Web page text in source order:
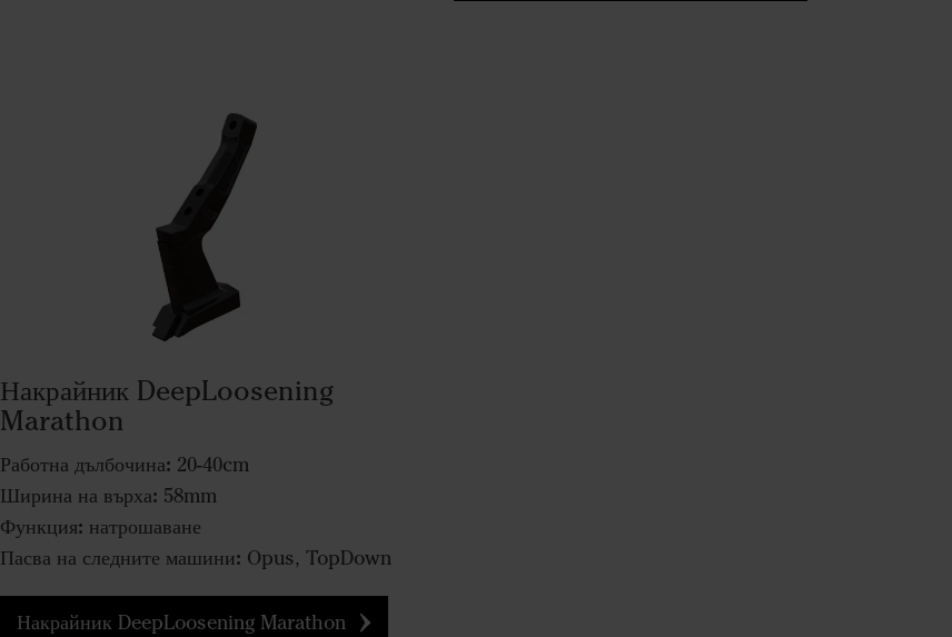
Накрайник DeepLoosening
Marathon
Работна дълбочина: 20-40cm
Ширина на върха: 58mm
Функция: натрошаване
Пасва на следните машини: Opus, TopDown
Накрайник DeepLoosening Marathon